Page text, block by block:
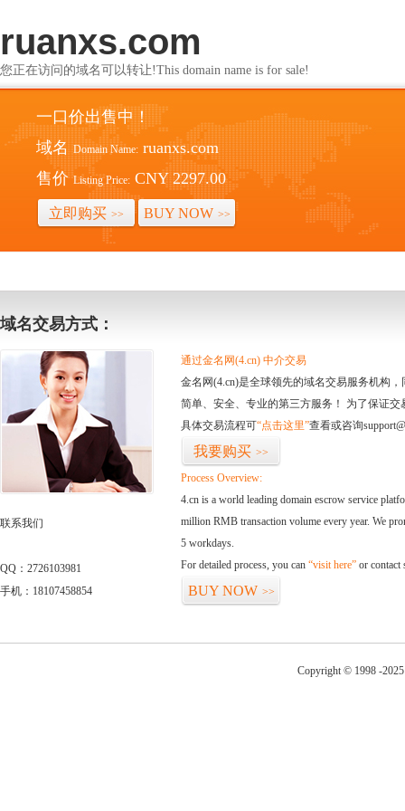
ruanxs.com
您正在访问的域名可以转让!This domain name is for sale!
一口价出售中！
域名 Domain Name: ruanxs.com
售价 Listing Price: CNY 2297.00
立即购买 >> BUY NOW >>
域名交易方式：
联系我们
QQ：2726103981
手机：18107458854
通过金名网(4.cn) 中介交易
金名网(4.cn)是全球领先的域名交易服务机构
简单、安全、专业的第三方服务！ 为了保证
具体交易流程可“点击这里”查看或咨询
我要购买 >>
Process Overview:
4.cn is a world leading domain escrow service
million RMB transaction volume every year. We
5 workdays.
For detailed process, you can “visit here” or contact
BUY NOW >>
Copyright © 1998 -